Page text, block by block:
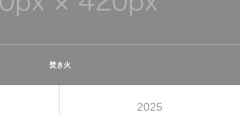
焚き火
2025